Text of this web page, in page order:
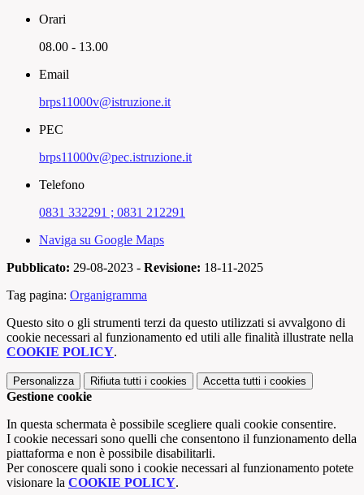
Orari
08.00 - 13.00
Email
brps11000v@istruzione.it
PEC
brps11000v@pec.istruzione.it
Telefono
0831 332291 ; 0831 212291
Naviga su Google Maps
Pubblicato: 29-08-2023 - Revisione: 18-11-2025
Tag pagina: Organigramma
Questo sito o gli strumenti terzi da questo utilizzati si avvalgono di
cookie necessari al funzionamento ed utili alle finalità illustrate nella
COOKIE POLICY.
Personalizza Rifiuta tutti i cookies Accetta tutti i cookies
Gestione cookie
In questa schermata è possibile scegliere quali cookie consentire.
I cookie necessari sono quelli che consentono il funzionamento della
piattaforma e non è possibile disabilitarli.
Per conoscere quali sono i cookie necessari al funzionamento potete
visionare la COOKIE POLICY.